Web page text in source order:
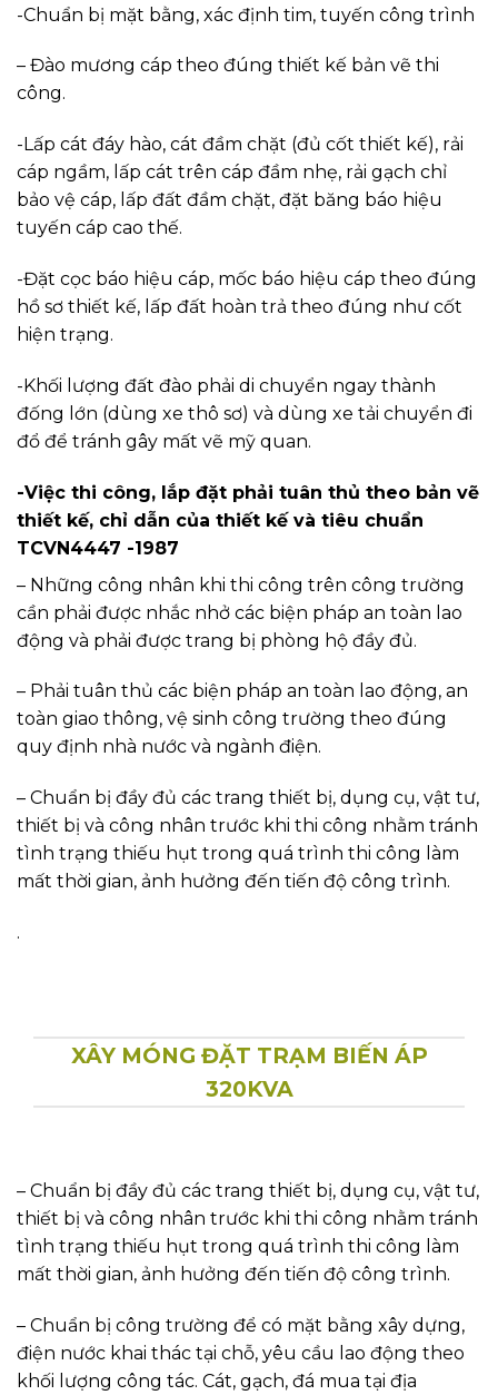
-Chuẩn bị mặt bằng, xác định tim, tuyến công trình
– Đào mương cáp theo đúng thiết kế bản vẽ thi
công.
-Lấp cát đáy hào, cát đầm chặt (đủ cốt thiết kế), rải
cáp ngầm, lấp cát trên cáp đầm nhẹ, rải gạch chỉ
bảo vệ cáp, lấp đất đầm chặt, đặt băng báo hiệu
tuyến cáp cao thế.
-Đặt cọc báo hiệu cáp, mốc báo hiệu cáp theo đúng
hồ sơ thiết kế, lấp đất hoàn trả theo đúng như cốt
hiện trạng.
-Khối lượng đất đào phải di chuyển ngay thành
đống lớn (dùng xe thô sơ) và dùng xe tải chuyển đi
đổ để tránh gây mất vẽ mỹ quan.
-Việc thi công, lắp đặt phải tuân thủ theo bản vẽ
thiết kế, chỉ dẫn của thiết kế và tiêu chuẩn
TCVN4447 -1987
– Những công nhân khi thi công trên công trường
cần phải được nhắc nhở các biện pháp an toàn lao
động và phải được trang bị phòng hộ đầy đủ.
– Phải tuân thủ các biện pháp an toàn lao động, an
toàn giao thông, vệ sinh công trường theo đúng
quy định nhà nước và ngành điện.
– Chuẩn bị đầy đủ các trang thiết bị, dụng cụ, vật tư,
thiết bị và công nhân trước khi thi công nhằm tránh
tình trạng thiếu hụt trong quá trình thi công làm
mất thời gian, ảnh hưởng đến tiến độ công trình.
.
XÂY MÓNG ĐẶT TRẠM BIẾN ÁP
320KVA
– Chuẩn bị đầy đủ các trang thiết bị, dụng cụ, vật tư,
thiết bị và công nhân trước khi thi công nhằm tránh
tình trạng thiếu hụt trong quá trình thi công làm
mất thời gian, ảnh hưởng đến tiến độ công trình.
– Chuẩn bị công trường để có mặt bằng xây dựng,
điện nước khai thác tại chỗ, yêu cầu lao động theo
khối lượng công tác. Cát, gạch, đá mua tại địa